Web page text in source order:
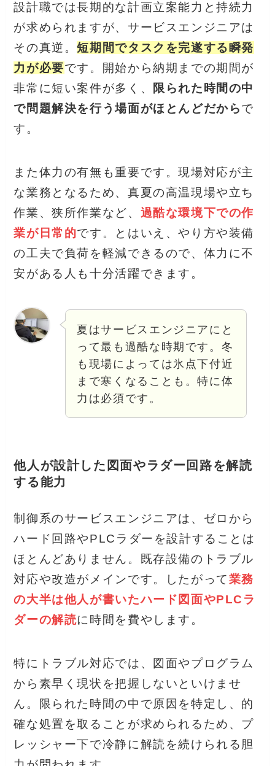
設計職では長期的な計画立案能力と持続力
が求められますが、サービスエンジニアは
その真逆。短期間でタスクを完遂する瞬発
力が必要です。開始から納期までの期間が
非常に短い案件が多く、
限られた時間の中
で問題解決を行う場面がほとんどだからで
す。
また体力の有無も重要です。現場対応が主
な業務となるため、真夏の高温現場や立ち
作業、狭所作業など、 過酷な環境下での作
業が日常的です。とはいえ、やり方や装備
の工夫で負荷を軽減できるので、体力に不
安がある人も十分活躍できます。
夏はサービスエンジニアにと
って最も過酷な時期です。冬
も現場によっては氷点下付近
まで寒くなることも。特に体
力は必須です。
他人が設計した図面やラダー回路を解読
する能力
制御系のサービスエンジニアは、ゼロから
ハード回路やPLCラダーを設計することは
ほとんどありません。既存設備のトラブル
対応や改造がメインです。したがって業務
の大半は他人が書いたハード 図面やPLCラ
ダーの解読に時間を費やします。
特にトラブル対応では、図面やプログラム
から素早く現状を把握しないといけませ
ん。限られた時間の中で原因を特定し、的
確な処置を取ることが求められるため、プ
レッシャー下で冷静に解読を続けられる胆